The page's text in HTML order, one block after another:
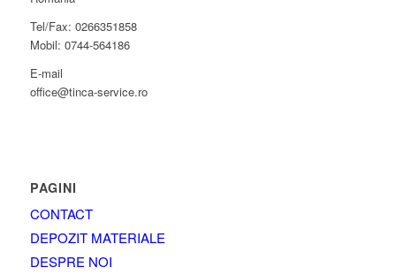
Tel/Fax: 0266351858
Mobil: 0744-564186
E-mail
office@tinca-service.ro
PAGINI
CONTACT
DEPOZIT MATERIALE
DESPRE NOI